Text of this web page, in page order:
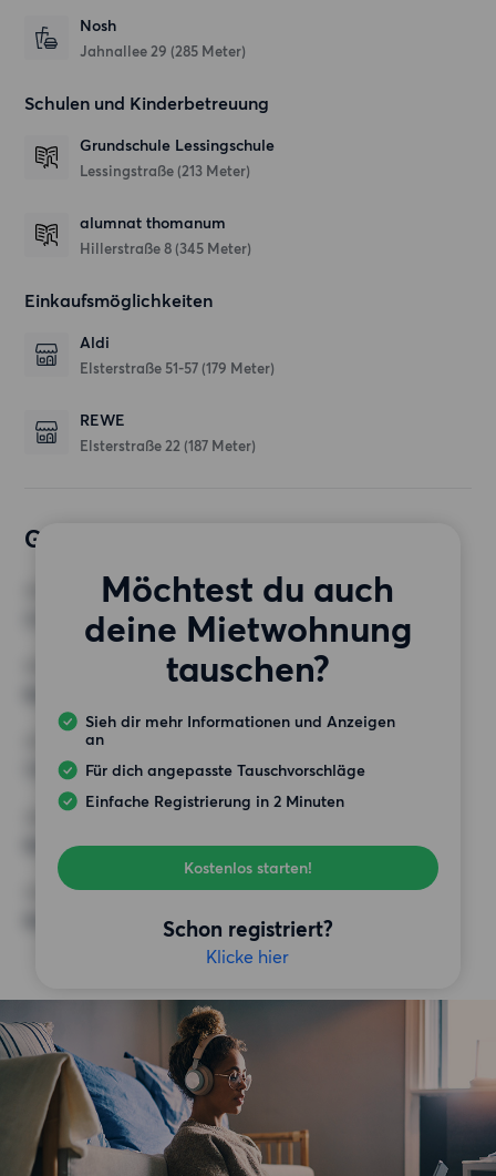
Nosh
Jahnallee 29 (285 Meter)
Schulen und Kinderbetreuung
Grundschule Lessingschule
Lessingstraße (213 Meter)
alumnat thomanum
Hillerstraße 8 (345 Meter)
Einkaufsmöglichkeiten
Aldi
Elsterstraße 51-57 (179 Meter)
REWE
Elsterstraße 22 (187 Meter)
Gewünschte Wohnung
Möchtest du auch
deine Mietwohnung
tauschen?
Sieh dir mehr Informationen und Anzeigen
an
Für dich angepasste Tauschvorschläge
Einfache Registrierung in 2 Minuten
Kostenlos starten!
Schon registriert?
Klicke hier
3 Zimmer
MINDESTANZAHL AN QUADRATMETERN
HÖCHSTMIETE (KALTMIETE)
1 000 EUR
Keine besonderen Anforderungen
SONSTIGE PRÄFERENZEN
Keine bestimmten Präferenzen